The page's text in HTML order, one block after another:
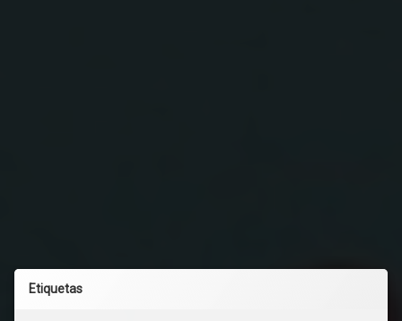
Etiquetas